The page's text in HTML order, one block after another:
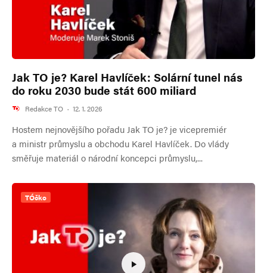
Jak TO je? Karel Havlíček: Solární tunel nás
do roku 2030 bude stát 600 miliard
Redakce TO · 12. 1. 2026
Hostem nejnovějšího pořadu Jak TO je? je vicepremiér
a ministr průmyslu a obchodu Karel Havlíček. Do vlády
směřuje materiál o národní koncepci průmyslu,...
TÓčko